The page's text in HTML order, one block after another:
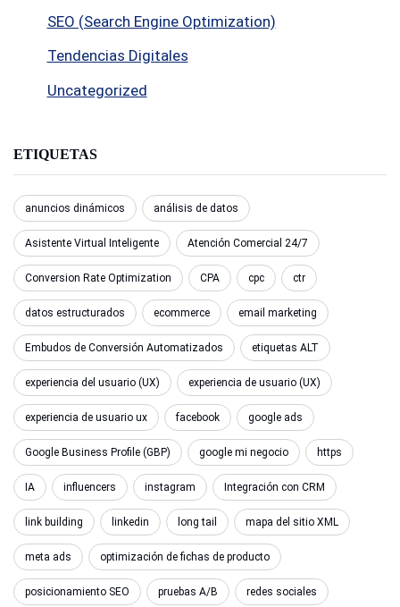
SEO (Search Engine Optimization)
Tendencias Digitales
Uncategorized
ETIQUETAS
anuncios dinámicos análisis de datos
Asistente Virtual Inteligente Atención Comercial 24/7
Conversion Rate Optimization CPA cpc ctr
datos estructurados ecommerce email marketing
Embudos de Conversión Automatizados etiquetas ALT
experiencia del usuario (UX) experiencia de usuario (UX)
experiencia de usuario ux facebook google ads
Google Business Profile (GBP) google mi negocio https
IA influencers instagram Integración con CRM
link building linkedin long tail mapa del sitio XML
meta ads optimización de fichas de producto
posicionamiento SEO pruebas A/B redes sociales